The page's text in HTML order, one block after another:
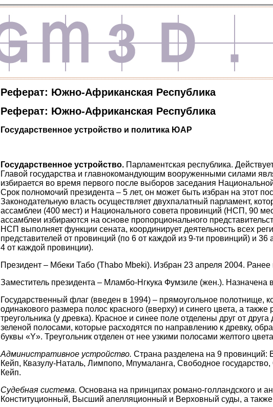
Реферат: Южно-Африканская Республика
Реферат: Южно-Африканская Республика
Государственное устройство и политика ЮАР
Государственное устройство. Парламентская республика.
Главой государства и главнокомандующим вооруженными силами
избирается во время первого после выборов заседания
Срок полномочий президента – 5 лет, он может быть избран на этот
Законодательную власть осуществляет двухпалатный парламент,
ассамблеи (400 мест) и Национального совета провинций (НСП, 90
ассамблеи избираются на основе пропорционального
НСП выполняет функции сената, координирует деятельность всех
представителей от провинций (по 6 от каждой из 9-ти провинций) и 36
4 от каждой провинции).
Президент – Мбеки Табо (Thabo Mbeki). Избран 23 апреля 2004. Ранее
Заместитель президента – Мламбо-Нгкука Фумзиле (жен.). Назначена
Государственный флаг (введен в 1994) – прямоугольное полотнище,
одинакового размера полос красного (вверху) и синего цвета, а также
треугольника (у древка). Красное и синее поле отделены друг от
зеленой полосами, которые расходятся по направлению к древку,
буквы «Y». Треугольник отделен от нее узкими полосами желтого
Административное устройство. Страна разделена на 9 провинций:
Кейп, Квазулу-Наталь, Лимпопо, Мпумаланга, Свободное
Кейп.
Судебная система. Основана на принципах романо-голландского и
Конституционный, Высший апелляционный и Верховный суды, а также